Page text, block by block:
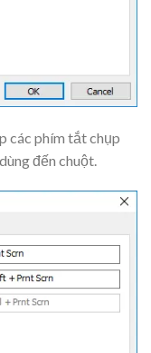
các phím tắt chụp
đến chuột.